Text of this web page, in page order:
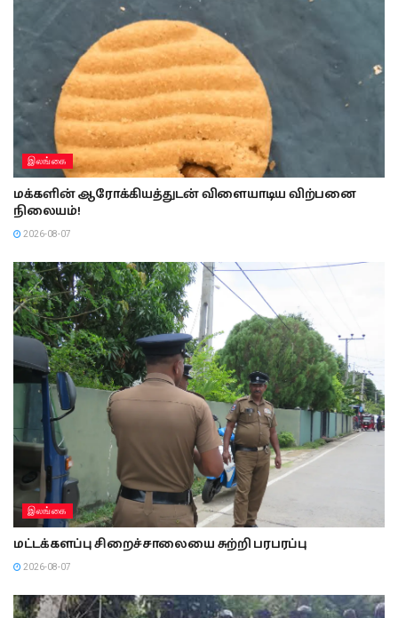
இலங்கை
மக்களின் ஆரோக்கியத்துடன் விளையாடிய விற்பனை
நிலையம்!
2026-08-07
இலங்கை
மட்டக்களப்பு சிறைச்சாலையை சுற்றி பரபரப்பு
2026-08-07